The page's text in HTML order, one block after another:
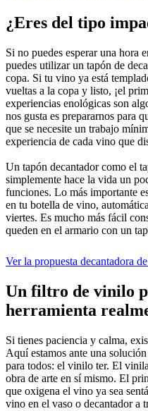
¿Eres del tipo
Si no puedes esperar una hora
puedes utilizar un tapón de
copa. Si tu vino ya está
vueltas a la copa y listo, ¡el
experiencias enológicas son
nos gusta es prepararnos para
que se necesite un trabajo
experiencia de cada vino que
Un tapón decantador como el
simplemente hace la vida un
funciones. Lo más importante
en tu botella de vino,
viertes. Es mucho más fácil
queden en el armario con un
Ver la propuesta decantadora
Un filtro de vinilo
herramienta
Si tienes paciencia y calma,
Aquí estamos ante una
para todos: el vinilo ter. El
obra de arte en sí mismo. El
que oxigena el vino ya sea
vino en el vaso o decantador a